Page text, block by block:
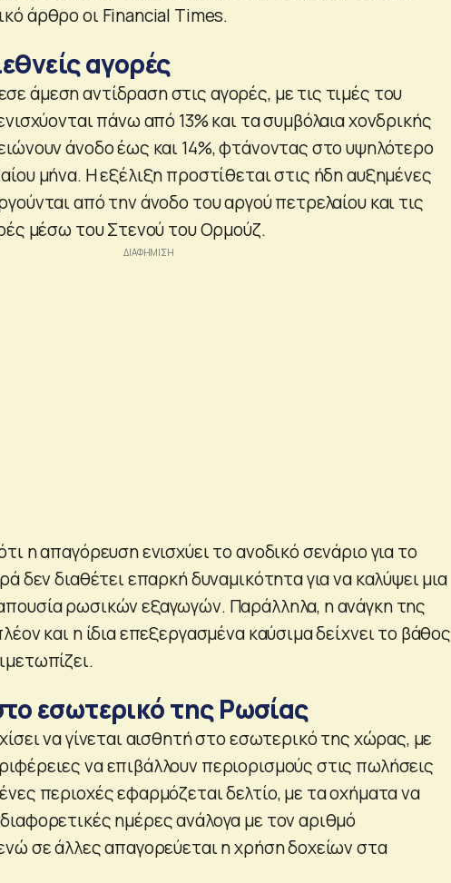
άρθρο οι Financial Times.
αγορές
άμεση αντίδραση στις αγορές, με τις τιμές του
πάνω από 13% και τα συμβόλαια χονδρικής
άνοδο έως και 14%, φτάνοντας στο υψηλότερο
μήνα. Η εξέλιξη προστίθεται στις ήδη αυξημένες
από την άνοδο του αργού πετρελαίου και τις
μέσω του Στενού του Ορμούζ.
η απαγόρευση ενισχύει το ανοδικό σενάριο για το
δεν διαθέτει επαρκή δυναμικότητα για να καλύψει μια
ρωσικών εξαγωγών. Παράλληλα, η ανάγκη της
και η ίδια επεξεργασμένα καύσιμα δείχνει το βάθος
εσωτερικό της Ρωσίας
να γίνεται αισθητή στο εσωτερικό της χώρας, με
να επιβάλλουν περιορισμούς στις πωλήσεις
περιοχές εφαρμόζεται δελτίο, με τα οχήματα να
ημέρες ανάλογα με τον αριθμό
σε άλλες απαγορεύεται η χρήση δοχείων στα